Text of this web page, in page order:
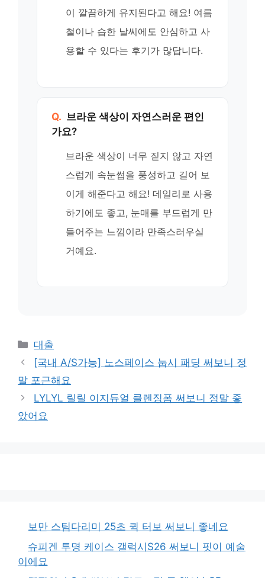
이 깔끔하게 유지된다고 해요! 여름
철이나 습한 날씨에도 안심하고 사
용할 수 있다는 후기가 많답니다.
Q. 브라운 색상이 자연스러운 편인
가요?
브라운 색상이 너무 짙지 않고 자연
스럽게 속눈썹을 풍성하고 길어 보
이게 해준다고 해요! 데일리로 사용
하기에도 좋고, 눈매를 부드럽게 만
들어주는 느낌이라 만족스러우실
거예요.
카
테
리
대출
[국내 A/S가능] 노스페이스 눕시 패딩 써보니 정
말 포근해요
LYLYL 릴릴 이지듀얼 클렌징폼 써보니 정말 좋
았어요
보만 스팀다리미 25초 퀵 터보 써보니 좋네요
슈피겐 투명 케이스 갤럭시S26 써보니 핏이 예술
이에요